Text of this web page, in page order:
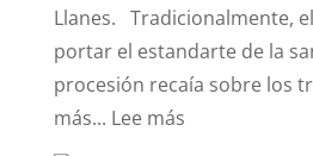
Llanes. Tradicionalmente,
portar el estandarte de la
procesión recaía sobre los
más... Lee más: